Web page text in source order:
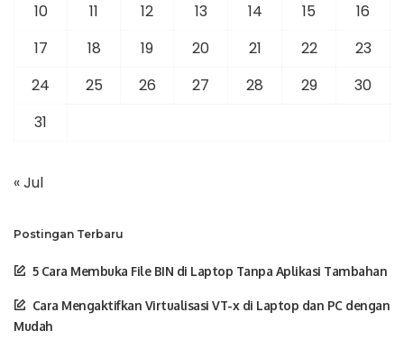
10
11 12 13 14 15
16
17
18 19 20 21 22
23
24
25 26 27 28 29
30
31
« Jul
Postingan Terbaru
5 Cara Membuka File BIN di Laptop Tanpa Aplikasi Tambahan
Cara Mengaktifkan Virtualisasi VT-x di Laptop dan PC dengan
Mudah